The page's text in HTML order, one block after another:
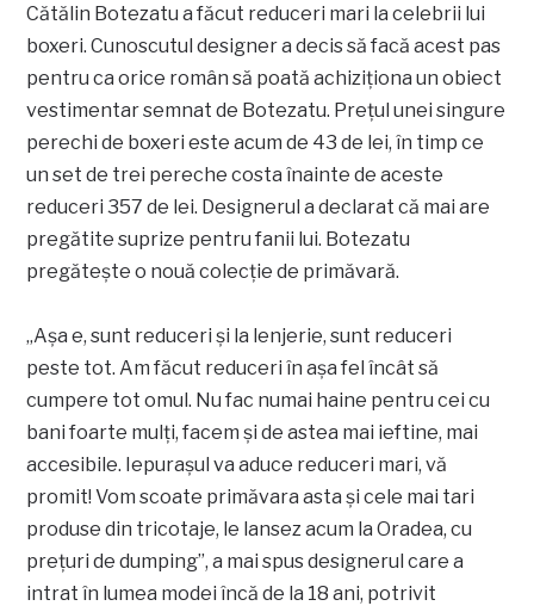
Cătălin Botezatu a făcut reduceri mari la celebrii lui
boxeri. Cunoscutul designer a decis să facă acest pas
pentru ca orice român să poată achiziționa un obiect
vestimentar semnat de Botezatu. Prețul unei singure
perechi de boxeri este acum de 43 de lei, în timp ce
un set de trei pereche costa înainte de aceste
reduceri 357 de lei. Designerul a declarat că mai are
pregătite suprize pentru fanii lui. Botezatu
pregătește o nouă colecție de primăvară.
„Așa e, sunt reduceri și la lenjerie, sunt reduceri
peste tot. Am făcut reduceri în așa fel încât să
cumpere tot omul. Nu fac numai haine pentru cei cu
bani foarte mulți, facem și de astea mai ieftine, mai
accesibile. Iepurașul va aduce reduceri mari, vă
promit! Vom scoate primăvara asta și cele mai tari
produse din tricotaje, le lansez acum la Oradea, cu
prețuri de dumping”, a mai spus designerul care a
intrat în lumea modei încă de la 18 ani, potrivit